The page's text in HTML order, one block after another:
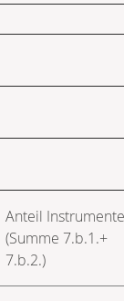
Anteil Instrumente
(Summe 7.b.1.+
7.b.2.)